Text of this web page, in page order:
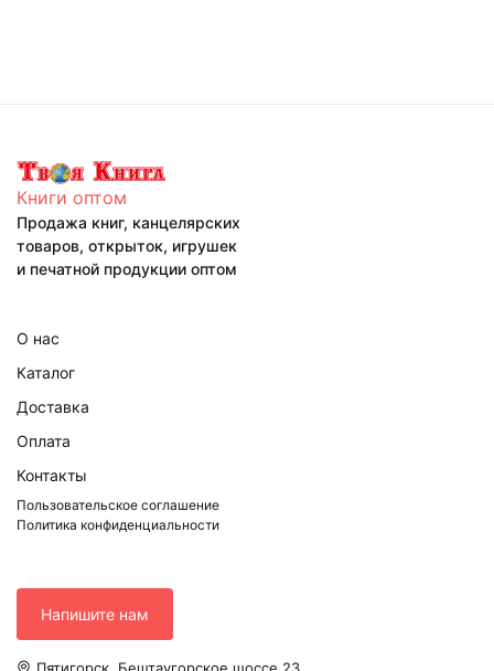
Книги оптом
Продажа книг, канцелярских
товаров, открыток, игрушек
и печатной продукции оптом
О нас
Каталог
Доставка
Оплата
Контакты
Пользовательское соглашение
Политика конфиденциальности
Напишите нам